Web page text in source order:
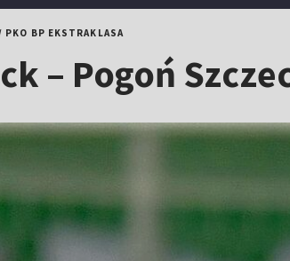
PKO BP EKSTRAKLASA
– Pogoń